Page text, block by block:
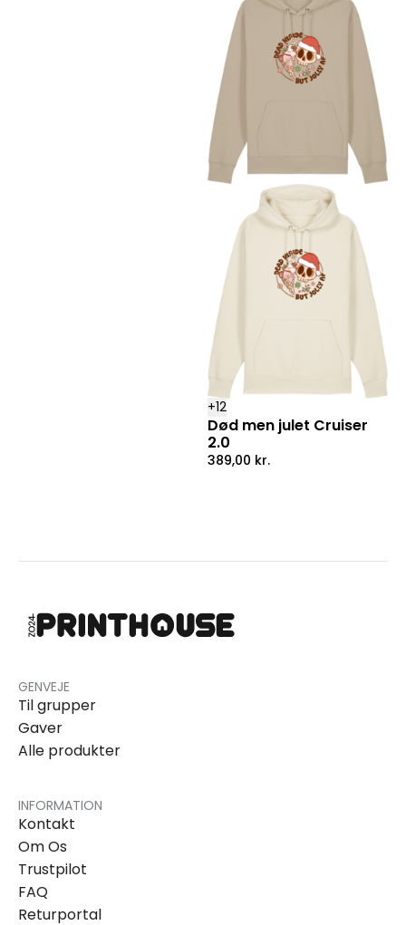
+12
Død men julet Cruiser
2.0
389,00 kr.
GENVEJE
Til grupper
Gaver
Alle produkter
INFORMATION
Kontakt
Om Os
Trustpilot
FAQ
Returportal